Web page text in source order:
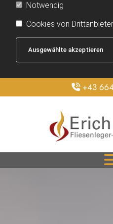
Notwendig
Cookies von
Ausgewählte akzeptieren
 +43